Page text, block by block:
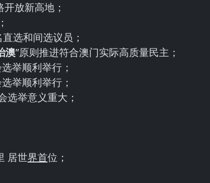
开放新高地；
选和间选议员；
澳”原则推进符合澳门实际高质量民主；
举顺利举行；
举顺利举行；
选举意义重大；
居世界首位；